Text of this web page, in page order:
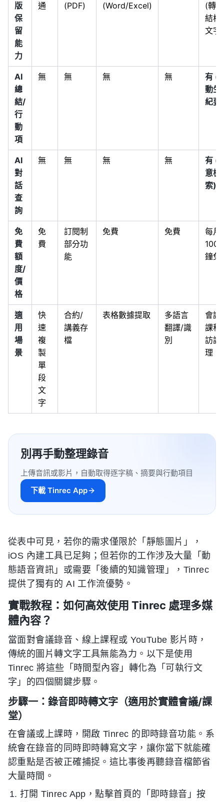
版
保
留
能
力
通 (PDF) (Word/Excel)
(轉為
結構
文字)
AI
總
結/
行
動
項
無 無 無 無
有 (
動生
紀要)
AI
對
話
查
詢
無 無 無 無
有 (
意檢
索)
免
費
額
度/
價
格
免
費
訂閱制
部分功
能
免費 免費
每月
100
鐘免
適
用
場
景
快
速
複
製
單
段
文
字
合約/
講義存
檔
表格數據提取
多語言
翻譯/識
別
會議/
課程/
訪談
理
別再手動整理錄音
上傳音訊或影片，自動取得逐字稿、摘要與行動項目
下載 Tinrec App
從表中可見，若你的需求僅限於「靜態圖片」，
iOS 內建工具已足夠；但若你的工作涉及大量「動
態語音資訊」或需要「後續的知識管理」，Tinrec
提供了獨有的 AI 工作流優勢。
實戰教程：如何高效使用 Tinrec 處理多媒
體內容？
當面對會議錄音、線上課程或 YouTube 影片時，
傳統的圖片轉文字工具無能為力。以下是使用
Tinrec 將這些「時間型內容」轉化為「可執行文
字」的四個關鍵步驟。
步驟一：錄音即時轉文字（適用於實體會議/課
堂）
在會議或上課時，開啟 Tinrec 的即時錄音功能。系
統會在錄音的同時即時轉寫文字，讓你當下就能確
認重點是否被正確捕捉。這比事後再聽錄音檔節省
大量時間。
打開 Tinrec App，點擊首頁的「即時錄音」按